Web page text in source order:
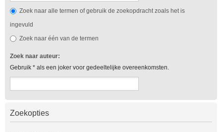
Zoek naar alle termen of gebruik de zoekopdracht zoals het is
ingevuld
Zoek naar één van de termen
Zoek naar auteur:
Gebruik * als een joker voor gedeeltelijke overeenkomsten.
Zoekopties